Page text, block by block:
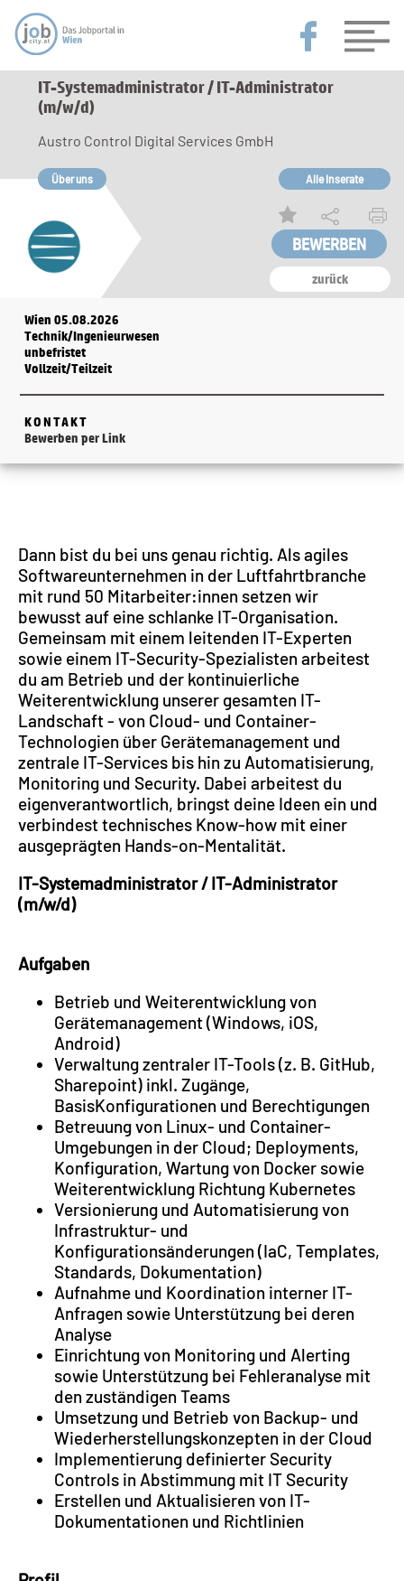
IT-Systemadministrator / IT-Administrator
(m/w/d)
zurück
Austro Control Digital Services GmbH
Über uns Alle Inserate
Wien 05.08.2026
Technik/Ingenieurwesen
unbefristet
Vollzeit/Teilzeit
KONTAKT
Bewerben per Link
Dann bist du bei uns genau richtig. Als agiles
Softwareunternehmen in der Luftfahrtbranche
mit rund 50 Mitarbeiter:innen setzen wir
bewusst auf eine schlanke IT-Organisation.
Gemeinsam mit einem leitenden IT-Experten
sowie einem IT-Security-Spezialisten arbeitest
du am Betrieb und der kontinuierliche
Weiterentwicklung unserer gesamten IT-
Landschaft - von Cloud- und Container-
Technologien über Gerätemanagement und
zentrale IT-Services bis hin zu Automatisierung,
Monitoring und Security. Dabei arbeitest du
eigenverantwortlich, bringst deine Ideen ein und
verbindest technisches Know-how mit einer
ausgeprägten Hands-on-Mentalität.
IT-Systemadministrator / IT-Administrator
(m/w/d)
Aufgaben
Betrieb und Weiterentwicklung von
Gerätemanagement (Windows, iOS,
Android)
Verwaltung zentraler IT-Tools (z. B. GitHub,
Sharepoint) inkl. Zugänge,
BasisKonfigurationen und Berechtigungen
Betreuung von Linux- und Container-
Umgebungen in der Cloud; Deployments,
Konfiguration, Wartung von Docker sowie
Weiterentwicklung Richtung Kubernetes
Versionierung und Automatisierung von
Infrastruktur- und
Konfigurationsänderungen (IaC, Templates,
Standards, Dokumentation)
Aufnahme und Koordination interner IT-
Anfragen sowie Unterstützung bei deren
Analyse
Einrichtung von Monitoring und Alerting
sowie Unterstützung bei Fehleranalyse mit
den zuständigen Teams
Umsetzung und Betrieb von Backup- und
Wiederherstellungskonzepten in der Cloud
Implementierung definierter Security
Controls in Abstimmung mit IT Security
Erstellen und Aktualisieren von IT-
Dokumentationen und Richtlinien